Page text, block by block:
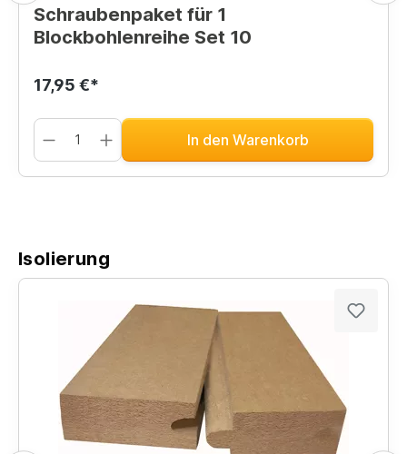
Schraubenpaket für 1
Blockbohlenreihe Set 10
17,95 €*
In den Warenkorb
Isolierung